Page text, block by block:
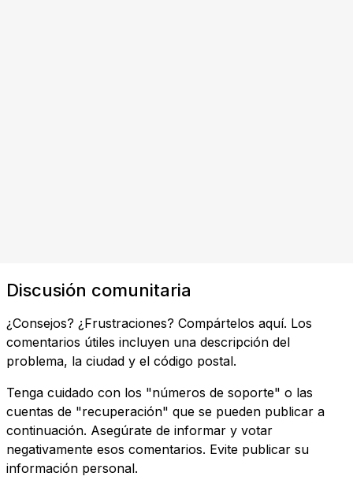
Discusión comunitaria
¿Consejos? ¿Frustraciones? Compártelos aquí. Los
comentarios útiles incluyen una descripción del
problema, la ciudad y el código postal.
Tenga cuidado con los "números de soporte" o las
cuentas de "recuperación" que se pueden publicar a
continuación. Asegúrate de informar y votar
negativamente esos comentarios. Evite publicar su
información personal.